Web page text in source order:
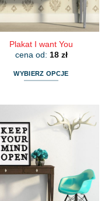
Plakat I want You
cena od: 18 zł
WYBIERZ OPCJE
wiele
wariantów.
Opcje
można
wybrać
na
stronie